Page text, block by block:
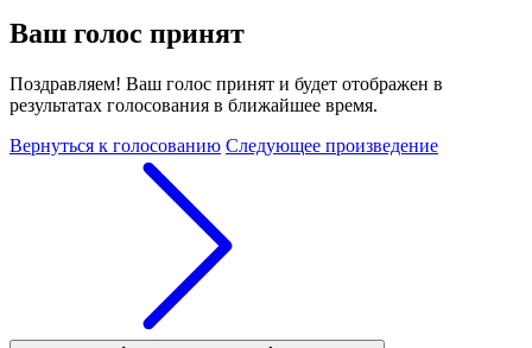
Ваш голос принят
Поздравляем! Ваш голос принят и будет отображен в
результатах голосования в ближайшее время.
Вернуться к голосованию Следующее произведение